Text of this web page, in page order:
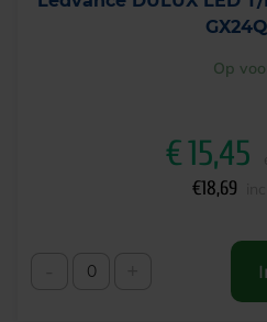
Op
€15,45
€18,69